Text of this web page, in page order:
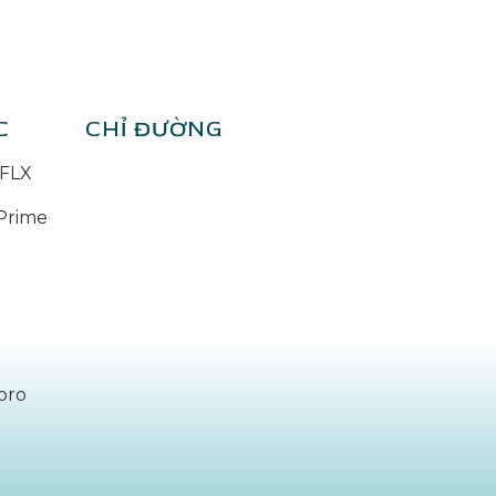
CHỈ ĐƯỜNG